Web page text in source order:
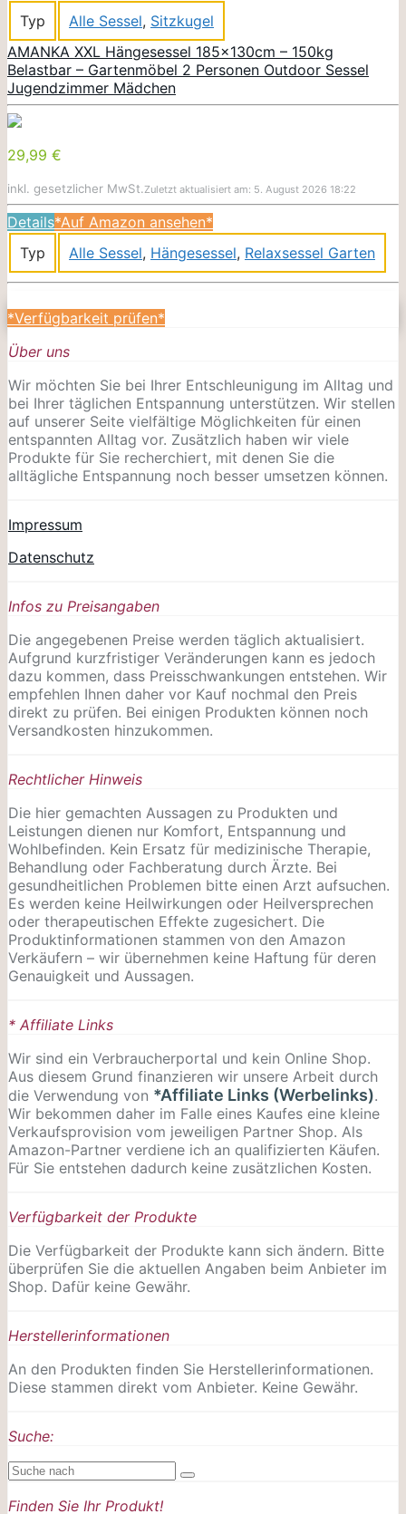
Typ
Alle Sessel, Sitzkugel
AMANKA XXL Hängesessel 185x130cm – 150kg
Belastbar – Gartenmöbel 2 Personen Outdoor Sessel
Jugendzimmer Mädchen
29,99 €
inkl. gesetzlicher MwSt.Zuletzt aktualisiert am: 5. August 2026 18:22
Details*Auf Amazon ansehen*
Typ
Alle Sessel, Hängesessel, Relaxsessel Garten
*Verfügbarkeit prüfen*
Über uns
Wir möchten Sie bei Ihrer Entschleunigung im Alltag und
bei Ihrer täglichen Entspannung unterstützen. Wir stellen
auf unserer Seite vielfältige Möglichkeiten für einen
entspannten Alltag vor. Zusätzlich haben wir viele
Produkte für Sie recherchiert, mit denen Sie die
alltägliche Entspannung noch besser umsetzen können.
Impressum
Datenschutz
Infos zu Preisangaben
Die angegebenen Preise werden täglich aktualisiert.
Aufgrund kurzfristiger Veränderungen kann es jedoch
dazu kommen, dass Preisschwankungen entstehen. Wir
empfehlen Ihnen daher vor Kauf nochmal den Preis
direkt zu prüfen. Bei einigen Produkten können noch
Versandkosten hinzukommen.
Rechtlicher Hinweis
Die hier gemachten Aussagen zu Produkten und
Leistungen dienen nur Komfort, Entspannung und
Wohlbefinden. Kein Ersatz für medizinische Therapie,
Behandlung oder Fachberatung durch Ärzte. Bei
gesundheitlichen Problemen bitte einen Arzt aufsuchen.
Es werden keine Heilwirkungen oder Heilversprechen
oder therapeutischen Effekte zugesichert. Die
Produktinformationen stammen von den Amazon
Verkäufern – wir übernehmen keine Haftung für deren
Genauigkeit und Aussagen.
* Affiliate Links
Wir sind ein Verbraucherportal und kein Online Shop.
Aus diesem Grund finanzieren wir unsere Arbeit durch
die Verwendung von *Affiliate Links (Werbelinks).
Wir bekommen daher im Falle eines Kaufes eine kleine
Verkaufsprovision vom jeweiligen Partner Shop. Als
Amazon-Partner verdiene ich an qualifizierten Käufen.
Für Sie entstehen dadurch keine zusätzlichen Kosten.
Verfügbarkeit der Produkte
Die Verfügbarkeit der Produkte kann sich ändern. Bitte
überprüfen Sie die aktuellen Angaben beim Anbieter im
Shop. Dafür keine Gewähr.
Herstellerinformationen
An den Produkten finden Sie Herstellerinformationen.
Diese stammen direkt vom Anbieter. Keine Gewähr.
Suche:
Finden Sie Ihr Produkt!